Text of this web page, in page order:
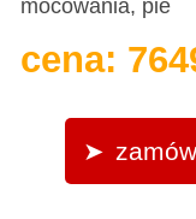
mocowania, pie
cena: